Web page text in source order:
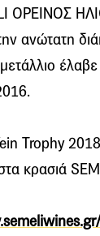
ΟΡΕΙΝΟΣ
ανώτατη
Trophy
κρασιά